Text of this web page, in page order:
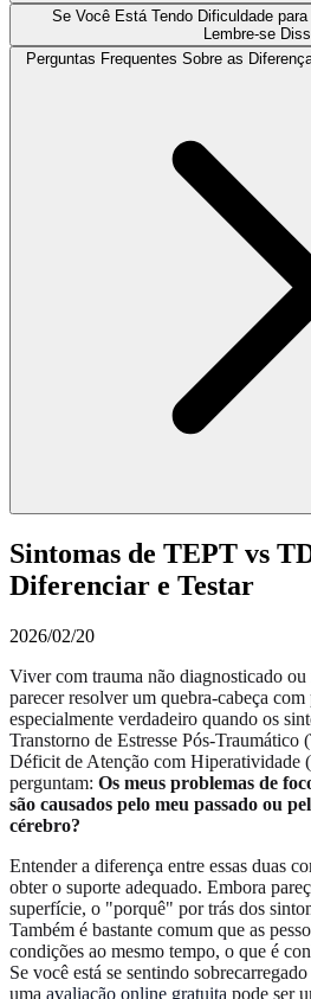
Se Você Está Tendo Dificuldade
Lembre-se
Perguntas Frequentes Sobre as
Sintomas de TEPT vs
Diferenciar e Testar
2026/02/20
Viver com trauma não diagnosticado
parecer resolver um quebra-cabeça
especialmente verdadeiro quando os
Transtorno de Estresse Pós-
Déficit de Atenção com
perguntam: Os meus problemas de
são causados pelo meu passado ou
cérebro?
Entender a diferença entre essas duas
obter o suporte adequado. Embora
superfície, o "porquê" por trás dos
Também é bastante comum que as
condições ao mesmo tempo, o que é
Se você está se sentindo
uma avaliação online gratuita pode ser